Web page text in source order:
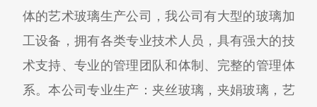
体的艺术玻璃生产公司，我公司有大型的玻璃加
工设备，拥有各类专业技术人员，具有强大的技
术支持、专业的管理团队和体制、完整的管理体
系。本公司专业生产：夹丝玻璃，夹娟玻璃，艺